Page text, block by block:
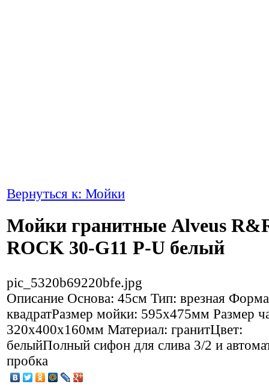
Вернуться к: Мойки
Мойки гранитные Alveus
ROCK 30-G11 P-U белый
pic_5320b69220bfe.jpg
Описание Основа: 45см Тип: врезная
квадратРазмер мойки: 595x475мм Размер
320х400x160мм Материал: гранитЦвет:
белыйПолный сифон для слива 3/2 и
пробка